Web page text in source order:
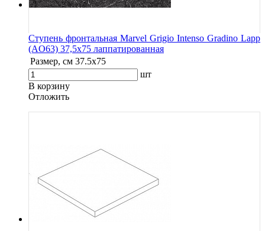
Ступень фронтальная Marvel Grigio Intenso Gradino Lapp
(AO63) 37,5x75 лаппатированная
Размер, см 37.5x75
шт
В корзину
Oтложить